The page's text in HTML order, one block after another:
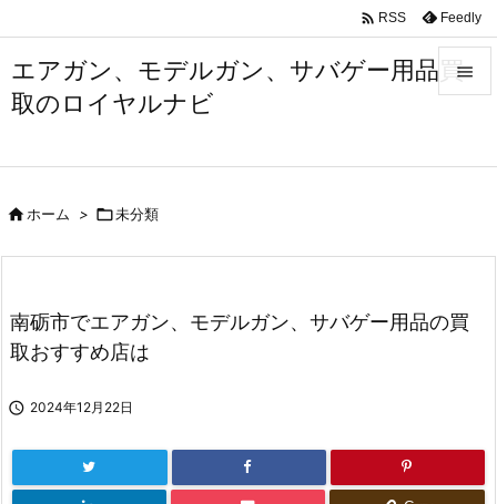
エアガン、モデルガン、サバゲー用品買
取のロイヤルナビ


前へ
次へ
 RSS Feedly
ホーム > 未分類
南砺市でエアガン、モデルガン、サバゲー用品の買
取おすすめ店は
 2024年12月22日